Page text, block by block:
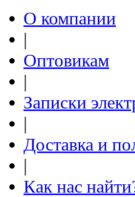
О компании
|
Оптовикам
|
Записки
|
Доставка и
|
Как нас